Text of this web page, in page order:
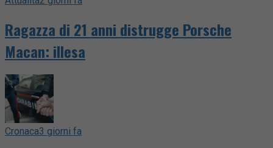
Ragazza di 21 anni distrugge Porsche
Macan: illesa
Cronaca3 giorni fa